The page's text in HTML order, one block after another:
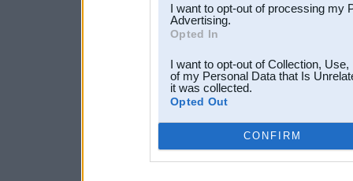
I want to opt-out of processing my
Advertising.
Opted In
I want to opt-out of Collection,
of my Personal Data that Is
it was collected.
Opted Out
CONFIRM